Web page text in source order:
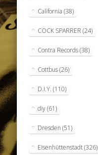
California (38)
COCK SPARRER (24)
Contra Records(38)
Cottbus(26)
D.I.Y. (110)
diy(61)
Dresden (51)
Eisenhüttenstadt(326)